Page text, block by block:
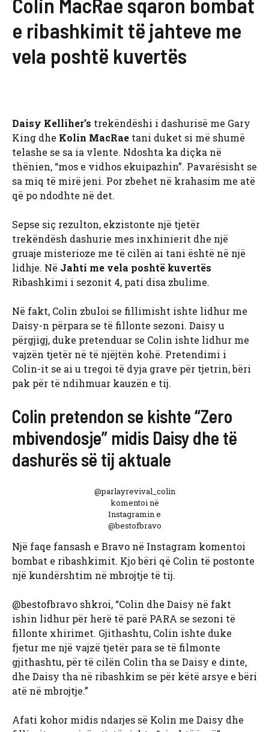
e ribashkimit të jahteve me
vela poshtë kuvertës
Daisy Kelliher’s trekëndëshi i dashurisë me Gary
King dhe Kolin MacRae tani duket si më shumë
telashe se sa ia vlente. Ndoshta ka diçka në
thënien, “mos e vidhos ekuipazhin”. Pavarësisht se
sa miq të mirë jeni. Por zbehet në krahasim me atë
që po ndodhte në det.
Sepse siç rezulton, ekzistonte një tjetër
trekëndësh dashurie mes inxhinierit dhe një
gruaje misterioze me të cilën ai tani është në një
lidhje. Në Jahti me vela poshtë kuvertës
Ribashkimi i sezonit 4, pati disa zbulime.
Në fakt, Colin zbuloi se fillimisht ishte lidhur me
Daisy-n përpara se të fillonte sezoni. Daisy u
përgjigj, duke pretenduar se Colin ishte lidhur me
vajzën tjetër në të njëjtën kohë. Pretendimi i
Colin-it se ai u tregoi të dyja grave për tjetrin, bëri
pak për të ndihmuar kauzën e tij.
Colin pretendon se kishte “Zero
mbivendosje” midis Daisy dhe të
dashurës së tij aktuale
@parlayrevival_colin
komentoi në
Instagramin e
@bestofbravo
Një faqe fansash e Bravo në Instagram komentoi
bombat e ribashkimit. Kjo bëri që Colin të postonte
një kundërshtim në mbrojtje të tij.
@bestofbravo shkroi, “Colin dhe Daisy në fakt
ishin lidhur për herë të parë PARA se sezoni të
fillonte xhirimet. Gjithashtu, Colin ishte duke
fjetur me një vajzë tjetër para se të filmonte
gjithashtu, për të cilën Colin tha se Daisy e dinte,
dhe Daisy tha në ribashkim se për këtë arsye e bëri
atë në mbrojtje.”
Afati kohor midis ndarjes së Kolin me Daisy dhe